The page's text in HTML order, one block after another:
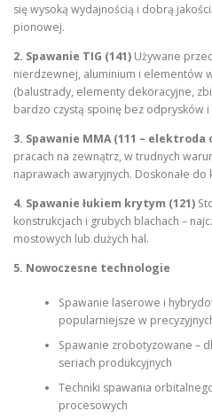
się wysoką wydajnością i dobrą
pionowej.
2. Spawanie TIG (141) Używane
nierdzewnej, aluminium i elementów
(balustrady, elementy dekoracyjne,
bardzo czystą spoinę bez odprysków i
3. Spawanie MMA (111 –
pracach na zewnątrz, w trudnych
naprawach awaryjnych. Doskonałe
4. Spawanie łukiem krytym (121)
konstrukcjach i grubych blachach –
mostowych lub dużych hal.
5. Nowoczesne technologie
Spawanie laserowe i
popularniejsze w
Spawanie zrobotyzowane –
seriach produkcyjnych
Techniki spawania
procesowych